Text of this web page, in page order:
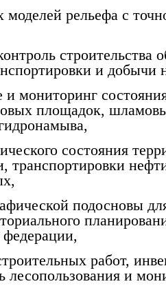
моделей рельефа с
строительства
и добычи
и мониторинг
площадок,
состояния
транспортировки
подосновы
федерации,
работ,
лесопользования и